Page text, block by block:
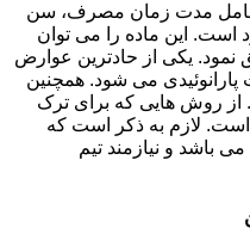
شامل مدت زمان مصرف، سن
این ماده را می توان
نمود. یکی از حادترین عوارض
می شود. همچنین
از روش هایی که برای ترک
لازم به ذکر است که
باشد و نیازمند تیم